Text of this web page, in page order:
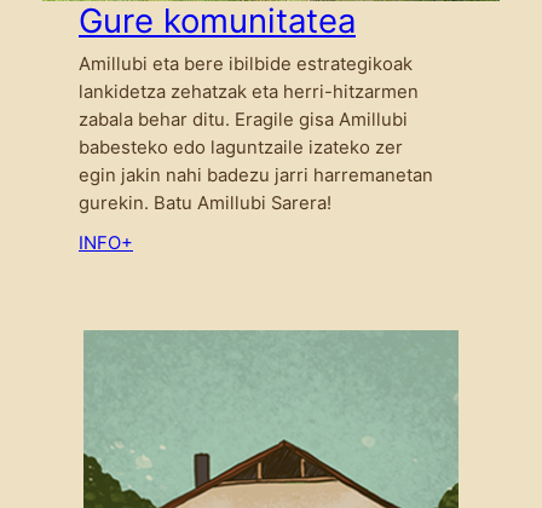
Gure komunitatea
Amillubi eta bere ibilbide estrategikoak
lankidetza zehatzak eta herri-hitzarmen
zabala behar ditu. Eragile gisa Amillubi
babesteko edo laguntzaile izateko zer
egin jakin nahi badezu jarri harremanetan
gurekin. Batu Amillubi Sarera!
INFO+